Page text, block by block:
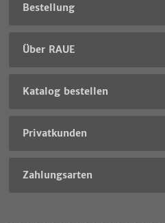
Bestellung
Über RAUE
Katalog bestellen
Privatkunden
Zahlungsarten